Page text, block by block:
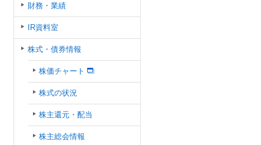
財務・業績
IR資料室
株式・債券情報
株価チャート
株式の状況
株主還元・配当
株主総会情報